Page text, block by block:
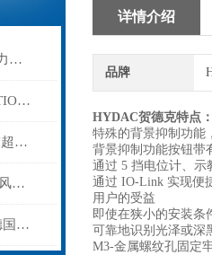
美国纳森NASON压力开关在液体和气体管理中的优势
英国RADIODETECTION雷迪探测仪管线仪的工业应用
瑞士恩德斯豪斯E+H超声波物位计的工作原理和优点
丹麦GRAS测音麦克风标准套装46AE的基本技术参数
高精度流量测量，德国STAUFF流量计保障工业生产
详情介绍
品牌
HYDAC贺德克特点
特殊的背景抑制功能
背景抑制功能按钮带
通过 5 挡电位计、
通过 IO-Link 实现便
用户的受益
即使在狭小的安装条
可靠地识别光泽或深
M3-金属螺纹孔固定